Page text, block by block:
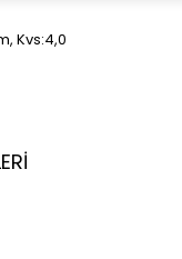
Kvs:4,0